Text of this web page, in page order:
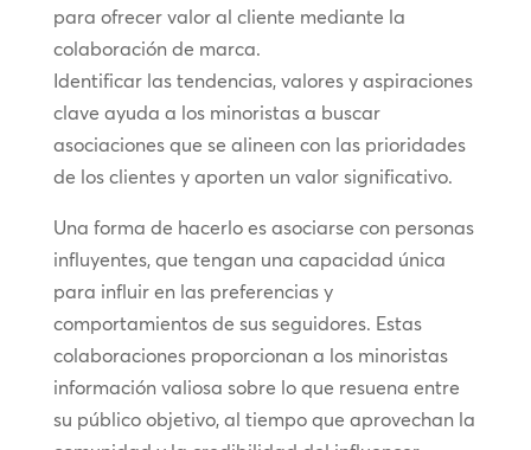
para ofrecer valor al cliente mediante la
colaboración de marca.
Identificar las tendencias, valores y aspiraciones
clave ayuda a los minoristas a buscar
asociaciones que se alineen con las prioridades
de los clientes y aporten un valor significativo.
Una forma de hacerlo es asociarse con personas
influyentes, que tengan una capacidad única
para influir en las preferencias y
comportamientos de sus seguidores. Estas
colaboraciones proporcionan a los minoristas
información valiosa sobre lo que resuena entre
su público objetivo, al tiempo que aprovechan la